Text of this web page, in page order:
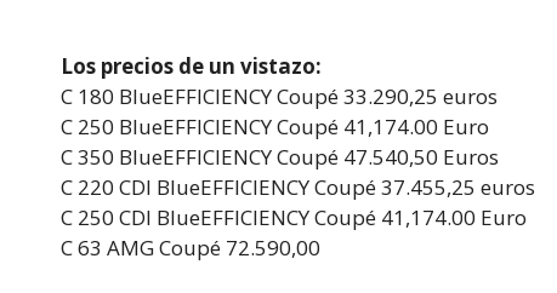
Los precios de un vistazo:
C 180 BlueEFFICIENCY Coupé 33.290,25 euros
C 250 BlueEFFICIENCY Coupé 41,174.00 Euro
C 350 BlueEFFICIENCY Coupé 47.540,50 Euros
C 220 CDI BlueEFFICIENCY Coupé 37.455,25 euros
C 250 CDI BlueEFFICIENCY Coupé 41,174.00 Euro
C 63 AMG Coupé 72.590,00